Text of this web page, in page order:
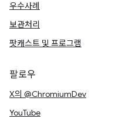
우수사례
보관처리
팟캐스트 및 프로그램
팔로우
X의 @ChromiumDev
YouTube